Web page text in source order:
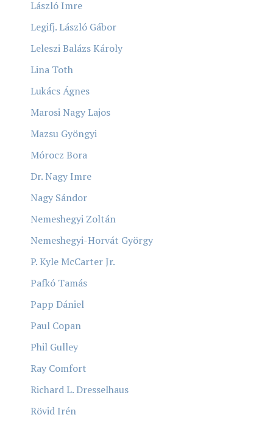
László Imre
Legifj. László Gábor
Leleszi Balázs Károly
Lina Toth
Lukács Ágnes
Marosi Nagy Lajos
Mazsu Gyöngyi
Mórocz Bora
Dr. Nagy Imre
Nagy Sándor
Nemeshegyi Zoltán
Nemeshegyi-Horvát György
P. Kyle McCarter Jr.
Pafkó Tamás
Papp Dániel
Paul Copan
Phil Gulley
Ray Comfort
Richard L. Dresselhaus
Rövid Irén